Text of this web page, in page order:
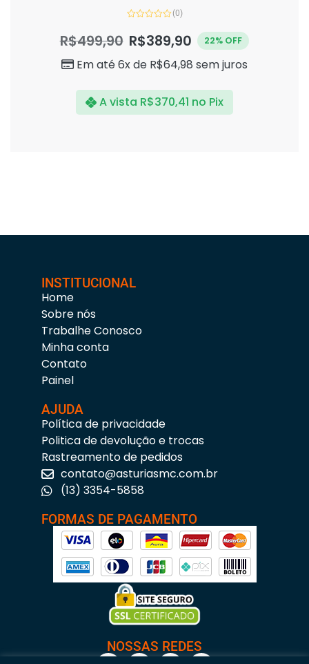
de
(0)
R$499,90 R$389,90 22% OFF
Em até 6x de R$64,98 sem juros
A vista R$370,41 no Pix
INSTITUCIONAL
Home
Sobre nós
Trabalhe Conosco
Minha conta
Contato
Painel
AJUDA
Política de privacidade
Politica de devolução e trocas
Rastreamento de pedidos
contato@asturiasmc.com.br
(13) 3354-5858
FORMAS DE PAGAMENTO
NOSSAS REDES